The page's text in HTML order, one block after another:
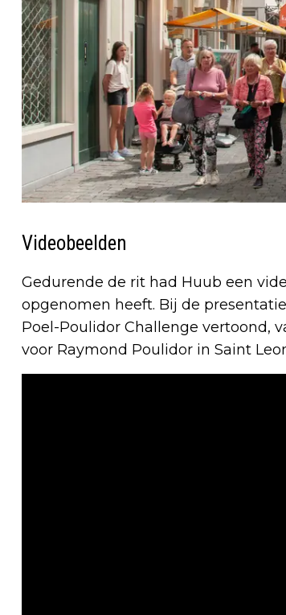
Videobeelden
Gedurende de rit had Huub een
opgenomen heeft. Bij de
Poel-Poulidor Challenge vertoond,
voor Raymond Poulidor in Saint